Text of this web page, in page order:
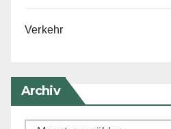
Verkehr
Archiv